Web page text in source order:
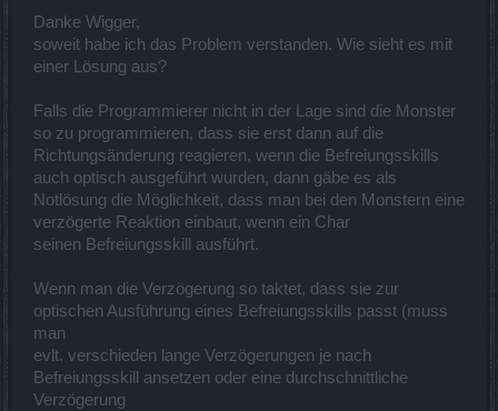
auffällt. Für Zwerge und Ranger aber teilweise sehr frustrierend.
langsamer, mit der damaligen lvl Expansion wurde die Animation
gleiche Missstand seit lvl 40...
Danke Wigger,
soweit habe ich das Problem verstanden. Wie sieht es mit
einer Lösung aus?
Falls die Programmierer nicht in der Lage sind die Monster
so zu programmieren, dass sie erst dann auf die
Richtungsänderung reagieren, wenn die Befreiungsskills
auch optisch ausgeführt wurden, dann gäbe es als
Notlösung die Möglichkeit, dass man bei den Monstern eine
verzögerte Reaktion einbaut, wenn ein Char
seinen Befreiungsskill ausführt.
Wenn man die Verzögerung so taktet, dass sie zur
optischen Ausführung eines Befreiungsskills passt (muss
man
evlt. verschieden lange Verzögerungen je nach
Befreiungsskill ansetzen oder eine durchschnittliche
Verzögerung